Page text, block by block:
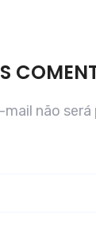
mail não